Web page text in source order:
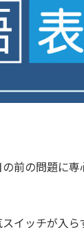
前の問題に
イッチが入ら